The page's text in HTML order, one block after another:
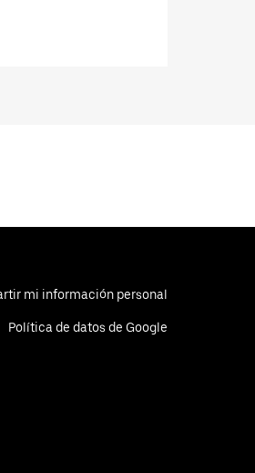
mi información personal
Política de datos de Google